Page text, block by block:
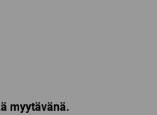
myytävänä.